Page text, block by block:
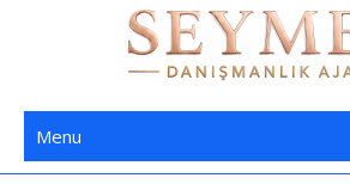
Seymen Danışmanlık |
Dadı,
Menu